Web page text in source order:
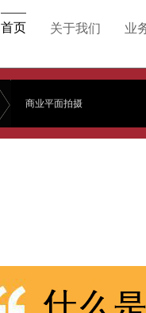
首页 关于我们 业
商业平面拍摄